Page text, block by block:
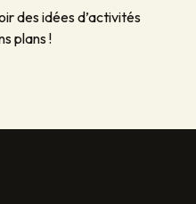
des idées d’activités
plans !